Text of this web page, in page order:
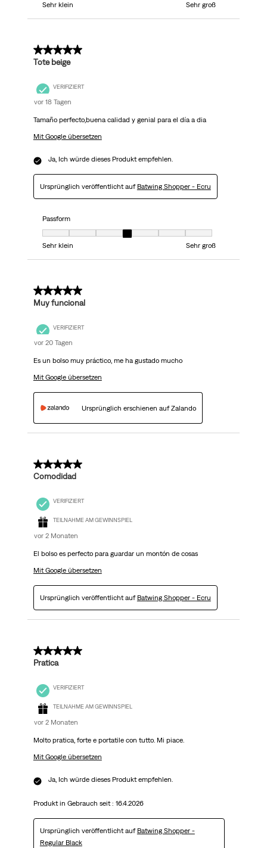
Sehr klein
Sehr groß
5 von 5 Sternen.
Tote beige
VERIFIZIERT
vor 18 Tagen
Tamaño perfecto,buena calidad y genial para el día a dia
Mit Google übersetzen
Ja, Ich würde dieses Produkt empfehlen.
Ursprünglich veröffentlicht auf Batwing Shopper - Ecru
Passform
Passform, 4 von 7, wobei 1 gleich Sehr klein ist und 7 gleich Sehr groß
Sehr klein
Sehr groß
5 von 5 Sternen.
Muy funcional
VERIFIZIERT
vor 20 Tagen
Es un bolso muy práctico, me ha gustado mucho
Mit Google übersetzen
Ursprünglich erschienen auf Zalando
5 von 5 Sternen.
Comodidad
VERIFIZIERT
TEILNAHME AM GEWINNSPIEL
vor 2 Monaten
El bolso es perfecto para guardar un montón de cosas
Mit Google übersetzen
Ursprünglich veröffentlicht auf Batwing Shopper - Ecru
5 von 5 Sternen.
Pratica
VERIFIZIERT
TEILNAHME AM GEWINNSPIEL
vor 2 Monaten
Molto pratica, forte e portatile con tutto. Mi piace.
Mit Google übersetzen
Ja, Ich würde dieses Produkt empfehlen.
Produkt in Gebrauch seit : 16.4.2026
Ursprünglich veröffentlicht auf Batwing Shopper -
Regular Black